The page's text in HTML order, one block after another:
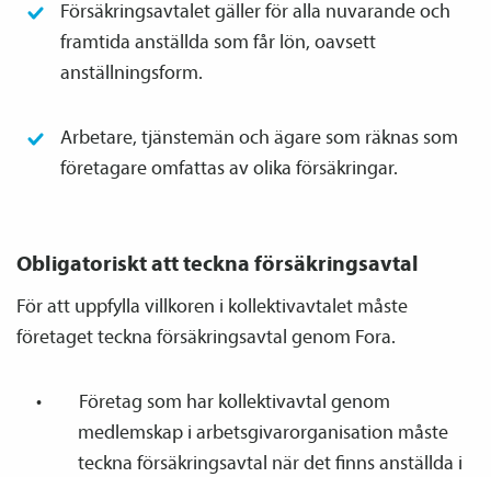
Försäkrings­avtalet gäller för alla nuvarande och
framtida anställda som får lön, oavsett
anställnings­form.
Arbetare, tjänste­män och ägare som räknas som
företagare omfattas av olika försäkringar.
Obligatoriskt att teckna försäkrings­avtal
För att uppfylla villkoren i kollektiv­avtalet måste
företaget teckna försäkrings­avtal genom Fora.
Företag som har kollektiv­avtal genom
medlemskap i arbetsgivar­organisation måste
teckna försäkrings­avtal när det finns anställda i